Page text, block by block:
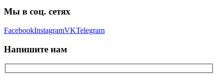
Мы в соц. сетях
FacebookInstagramVKTelegram
Напишите нам